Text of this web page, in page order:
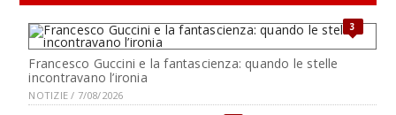
3
Francesco Guccini e la fantascienza: quando le stelle
incontravano l’ironia
NOTIZIE / 7/08/2026